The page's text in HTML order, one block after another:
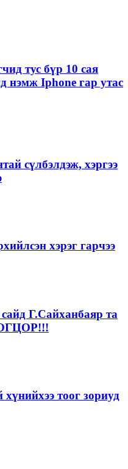
тус бүр 10 сая
нэмж Iphone гар утас
сүлбэлдэж, хэргээ
хэрэг гарчээ
Г.Сайханбаяр та
ОГЦОР!!!
тоог зориуд